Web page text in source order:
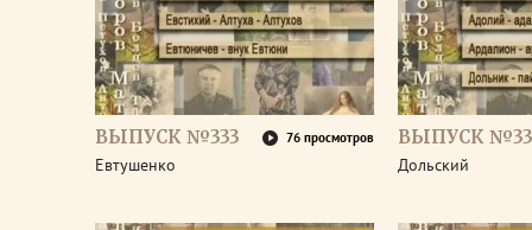
ВЫПУСК №333 76 просмотров
Евтушенко
ВЫПУСК
Дольский